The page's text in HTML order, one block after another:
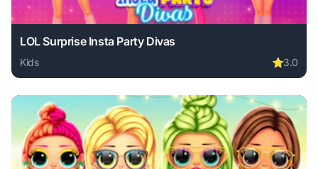
LOL Surprise Insta Party Divas
Kids ⭐3.0
Play LOL Surprise Insta Party Divas online free. kids